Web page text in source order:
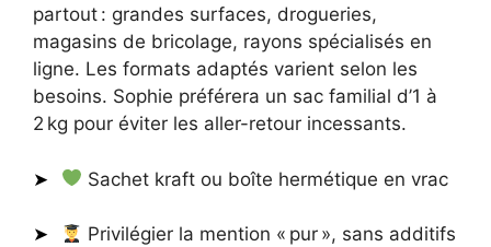
partout : grandes surfaces, drogueries,
magasins de bricolage, rayons spécialisés en
ligne. Les formats adaptés varient selon les
besoins. Sophie préférera un sac familial d’1 à
2 kg pour éviter les aller-retour incessants.
Sachet kraft ou boîte hermétique en vrac
Privilégier la mention « pur », sans additifs